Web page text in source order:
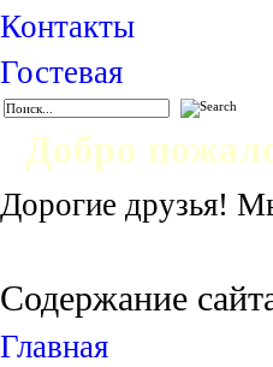
Контакты
Гостевая
Добро
Дорогие друзья!
Содержание
Главная